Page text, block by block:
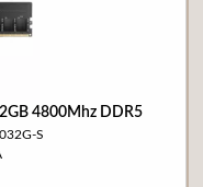
4800Mhz DDR5
S